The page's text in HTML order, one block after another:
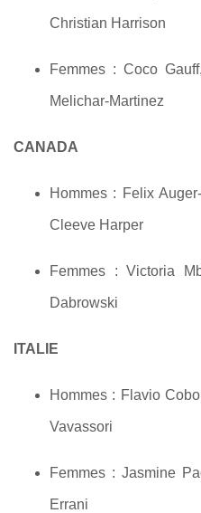
Christian Harrison
Femmes : Coco
Melichar-Martinez
CANADA
Hommes : Felix
Cleeve Harper
Femmes : Victoria
Dabrowski
ITALIE
Hommes : Flavio
Vavassori
Femmes : Jasmine
Errani